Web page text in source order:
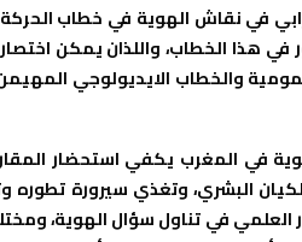
في نقاش الهوية في خطاب
في هذا الخطاب، واللذان يمكن
والخطاب الايديولوجي
في المغرب يكفي استحضار
البشري، وتغذي سيرورة
العلمي في تناول سؤال الهوية،